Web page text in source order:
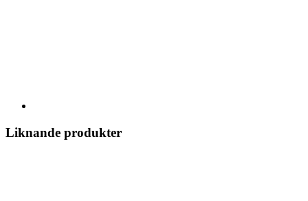
Liknande produkter